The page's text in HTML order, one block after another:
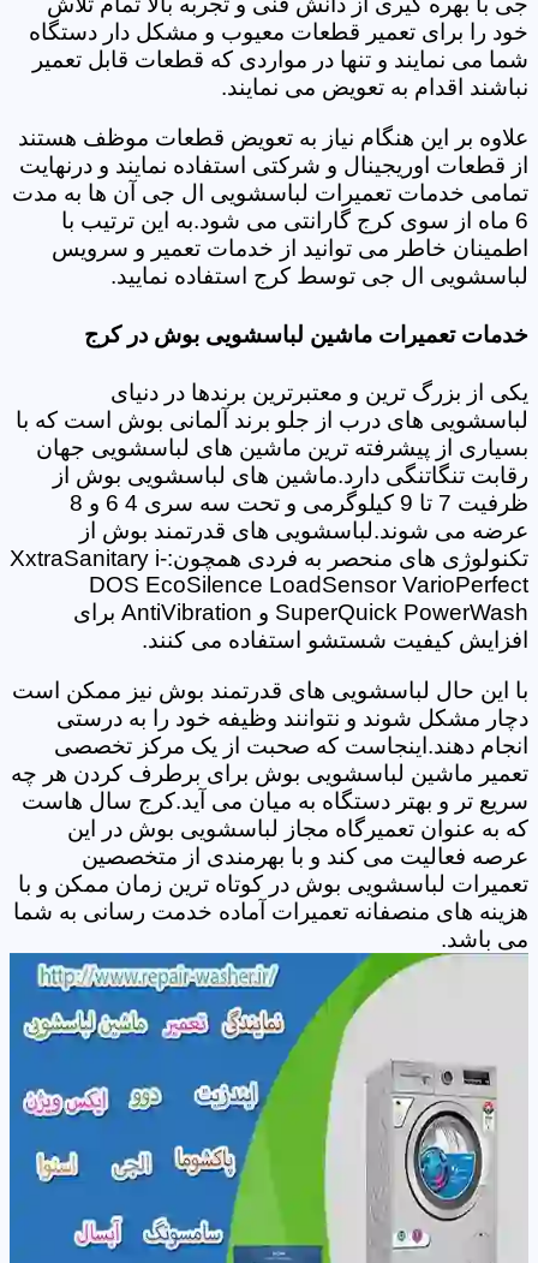
خود را برای تعمیر قطعات معیوب و مشکل دار دستگاه
شما می نمایند و تنها در مواردی که قطعات قابل تعمیر
نباشند اقدام به تعویض می نمایند.
علاوه بر این هنگام نیاز به تعویض قطعات موظف هستند
از قطعات اوریجینال و شرکتی استفاده نمایند و درنهایت
تمامی خدمات تعمیرات لباسشویی ال جی آن ها به مدت
6 ماه از سوی کرج گارانتی می شود.به این ترتیب با
اطمینان خاطر می توانید از خدمات تعمیر و سرویس
لباسشویی ال جی توسط کرج استفاده نمایید.
خدمات تعمیرات ماشین لباسشویی بوش در کرج
یکی از بزرگ ترین و معتبرترین برندها در دنیای
لباسشویی های درب از جلو برند آلمانی بوش است که با
بسیاری از پیشرفته ترین ماشین های لباسشویی جهان
رقابت تنگاتنگی دارد.ماشین های لباسشویی بوش از
ظرفیت 7 تا 9 کیلوگرمی و تحت سه سری 4 6 و 8
عرضه می شوند.لباسشویی های قدرتمند بوش از
تکنولوژی های منحصر به فردی همچون:XxtraSanitary i-
DOS EcoSilence LoadSensor VarioPerfect
SuperQuick PowerWash و AntiVibration برای
افزایش کیفیت شستشو استفاده می کنند.
با این حال لباسشویی های قدرتمند بوش نیز ممکن است
دچار مشکل شوند و نتوانند وظیفه خود را به درستی
انجام دهند.اینجاست که صحبت از یک مرکز تخصصی
تعمیر ماشین لباسشویی بوش برای برطرف کردن هر چه
سریع تر و بهتر دستگاه به میان می آید.کرج سال هاست
که به عنوان تعمیرگاه مجاز لباسشویی بوش در این
عرصه فعالیت می کند و با بهرمندی از متخصصین
تعمیرات لباسشویی بوش در کوتاه ترین زمان ممکن و با
هزینه های منصفانه تعمیرات آماده خدمت رسانی به شما
می باشد.